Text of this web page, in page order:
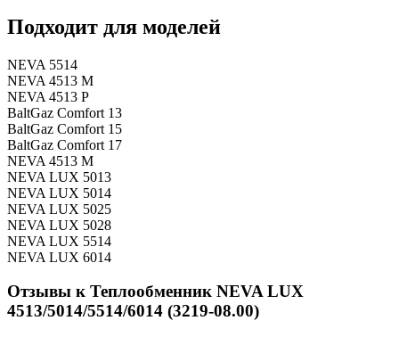
Подходит для моделей
NEVA 5514
NEVA 4513 M
NEVA 4513 P
BaltGaz Comfort 13
BaltGaz Comfort 15
BaltGaz Comfort 17
NEVA 4513 М
NEVA LUX 5013
NEVA LUX 5014
NEVA LUX 5025
NEVA LUX 5028
NEVA LUX 5514
NEVA LUX 6014
Отзывы к Теплообменник NEVA LUX
4513/5014/5514/6014 (3219-08.00)